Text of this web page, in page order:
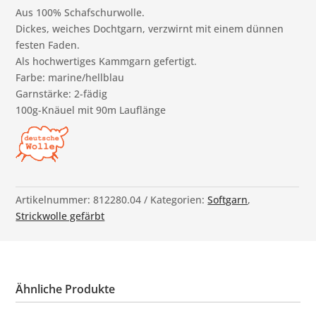
Aus 100% Schafschurwolle.
Dickes, weiches Dochtgarn, verzwirnt mit einem dünnen
festen Faden.
Als hochwertiges Kammgarn gefertigt.
Farbe: marine/hellblau
Garnstärke: 2-fädig
100g-Knäuel mit 90m Lauflänge
Artikelnummer:812280.04 Kategorien:Softgarn,
Strickwolle gefärbt
Ähnliche Produkte